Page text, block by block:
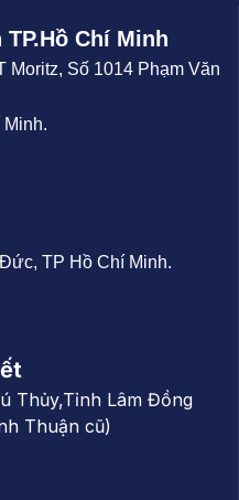
Chí Minh
Moritz, Số 1014 Phạm Văn
TP Hồ Chí Minh.
Thủy,Tỉnh Lâm Đồng
Thuận cũ)